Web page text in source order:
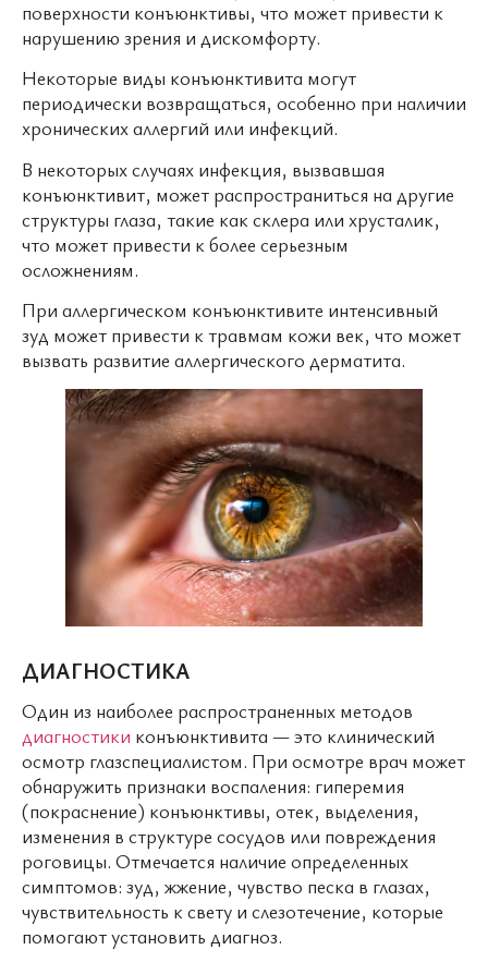
поверхности конъюнктивы, что может привести к
нарушению зрения и дискомфорту.
Некоторые виды конъюнктивита могут
периодически возвращаться, особенно при наличии
хронических аллергий или инфекций.
В некоторых случаях инфекция, вызвавшая
конъюнктивит, может распространиться на другие
структуры глаза, такие как склера или хрусталик,
что может привести к более серьезным
осложнениям.
При аллергическом конъюнктивите интенсивный
зуд может привести к травмам кожи век, что может
вызвать развитие аллергического дерматита.
ДИАГНОСТИКА
Один из наиболее распространенных методов
диагностики конъюнктивита — это клинический
осмотр глазспециалистом. При осмотре врач может
обнаружить признаки воспаления: гиперемия
(покраснение) конъюнктивы, отек, выделения,
изменения в структуре сосудов или повреждения
роговицы. Отмечается наличие определенных
симптомов: зуд, жжение, чувство песка в глазах,
чувствительность к свету и слезотечение, которые
помогают установить диагноз.